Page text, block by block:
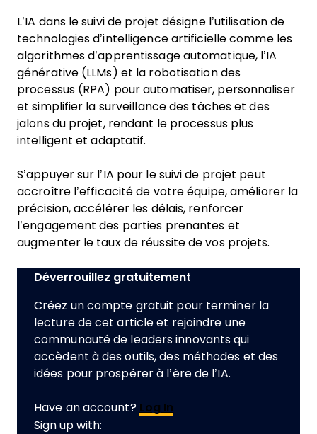
L’IA dans le suivi de projet désigne l’utilisation de
technologies d’intelligence artificielle comme les
algorithmes d’apprentissage automatique, l’IA
générative (LLMs) et la robotisation des
processus (RPA) pour automatiser, personnaliser
et simplifier la surveillance des tâches et des
jalons du projet, rendant le processus plus
intelligent et adaptatif.
S’appuyer sur l’IA pour le suivi de projet peut
accroître l’efficacité de votre équipe, améliorer la
précision, accélérer les délais, renforcer
l’engagement des parties prenantes et
augmenter le taux de réussite de vos projets.
Déverrouillez gratuitement
Créez un compte gratuit pour terminer la
lecture de cet article et rejoindre une
communauté de leaders innovants qui
accèdent à des outils, des méthodes et des
idées pour prospérer à l’ère de l’IA.
Have an account? Log In
Sign up with: